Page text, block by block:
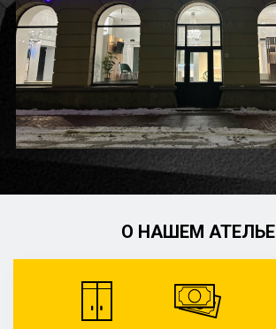
О НАШЕМ АТЕЛЬЕ